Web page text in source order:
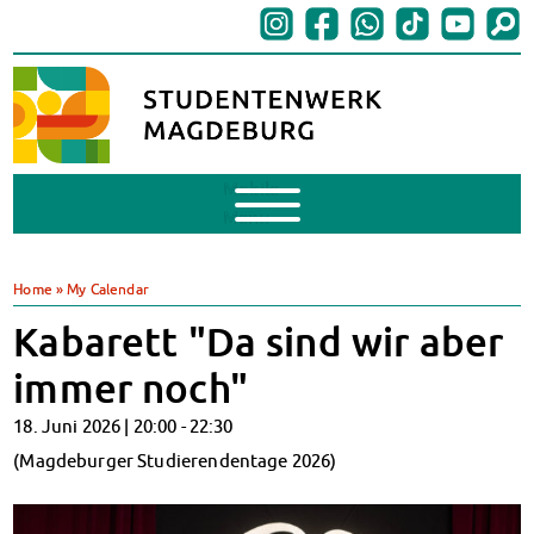
Mobile
Menu
BAföG beantragen
BAföG-FAQs
Dokumente
BAföG-Sprechstunden
Kredite & Stipendien
AnsprechpartnerInnen
Mensen & Cafeterien
JoGo – Studibar + Eventspace
Home »My Calendar
Kabarett "Da sind wir aber
immer noch"
18. Juni 2026 | 20:00 -22:30
(Magdeburger Studierendentage 2026)